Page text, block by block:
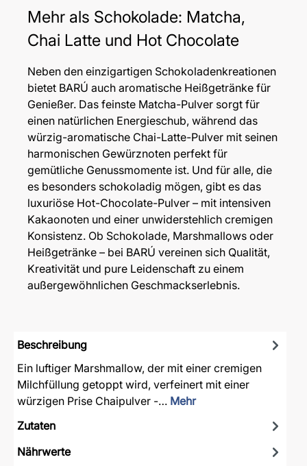
Mehr als Schokolade: Matcha,
Chai Latte und Hot Chocolate
Neben den einzigartigen Schokoladenkreationen
bietet BARÚ auch aromatische Heißgetränke für
Genießer. Das feinste Matcha-Pulver sorgt für
einen natürlichen Energieschub, während das
würzig-aromatische Chai-Latte-Pulver mit seinen
harmonischen Gewürznoten perfekt für
gemütliche Genussmomente ist. Und für alle, die
es besonders schokoladig mögen, gibt es das
luxuriöse Hot-Chocolate-Pulver – mit intensiven
Kakaonoten und einer unwiderstehlich cremigen
Konsistenz. Ob Schokolade, Marshmallows oder
Heißgetränke – bei BARÚ vereinen sich Qualität,
Kreativität und pure Leidenschaft zu einem
außergewöhnlichen Geschmackserlebnis.
Beschreibung
Ein luftiger Marshmallow, der mit einer cremigen
Milchfüllung getoppt wird, verfeinert mit einer
würzigen Prise Chaipulver -… Mehr
Zutaten
Nährwerte